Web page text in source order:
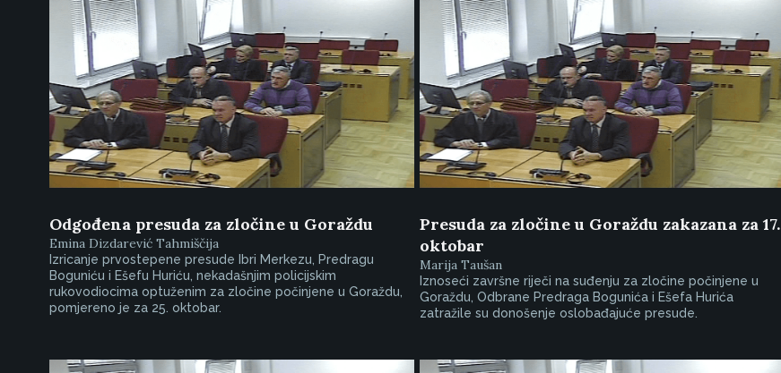
Odgođena presuda za zločine u Goraždu
Emina Dizdarević Tahmiščija
Izricanje prvostepene presude Ibri Merkezu, Predragu
Boguniću i Ešefu Huriću, nekadašnjim policijskim
rukovodiocima optuženim za zločine počinjene u Goraždu,
pomjereno je za 25. oktobar.
Presuda za zločine u Goraždu zakazana za 17.
oktobar
Marija Taušan
Iznoseći završne riječi na suđenju za zločine počinjene u
Goraždu, Odbrane Predraga Bogunića i Ešefa Hurića
zatražile su donošenje oslobađajuće presude.